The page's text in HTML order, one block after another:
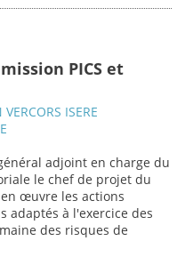
PICS et
ISERE
adjoint en charge du
le chef de projet du
œuvre les actions
adaptés à l'exercice des
des risques de